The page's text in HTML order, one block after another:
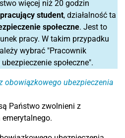
więcej niż 20 godzin
student, działalność ta
społeczne. Jest to
pracy. W takim przypadku
wybrać "Pracownik
społeczne".
obowiązkowego ubezpieczenia
Państwo zwolnieni z